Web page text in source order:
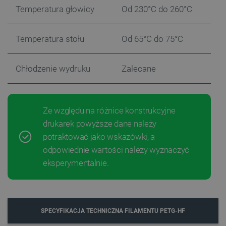
Temperatura głowicy Od 230°C do 260°C
Temperatura stołu Od 65°C do 75°C
Chłodzenie wydruku Zalecane
Ze względu na różnice konstrukcyjne
drukarek powyższe dane należy
potraktować jako wskazówki, a
odpowiednie wartości należy wyznaczyć
eksperymentalnie.
SPECYFIKACJA TECHNICZNA FILAMENTU PETG-HF
_lb .botland.com.pl
VISITOR_PRIVACY_METADATA
YouTube
.youtube.com
Polityce prywatności Google